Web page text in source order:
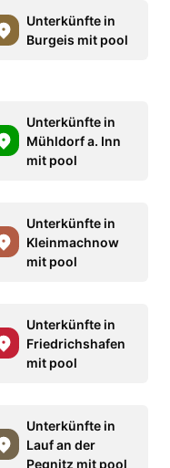
Unterkünfte in
Burgeis mit pool
Unterkünfte in
Mühldorf a. Inn
mit pool
Unterkünfte in
Kleinmachnow
mit pool
Unterkünfte in
Friedrichshafen
mit pool
Unterkünfte in
Lauf an der
Pegnitz mit pool